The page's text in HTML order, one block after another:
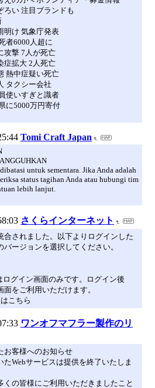
ろい 注目ブランドも
明け 気象庁発表
者6000人超に
攻撃 7人が死亡
症拡大 2人死亡
熱中症疑い死亡
タクシー会社
使いすぎと識者
に5000万円寄付
Tomi Craft Japan
untuk sementara. Jika Anda adalah
status tagihan Anda atau hubungi tim
lebih lanjut.
さくらインターネット
合されました。以下よりログインした
バージョンを選択してください。
グイン画面のみです。ログイン後
面をご利用いただけます。
こちら
ワンオフマフラー製作のリ
お客様へのお知らせ
たWebサービスは提供を終了いたしま
くの皆様にご利用いただきましたこと